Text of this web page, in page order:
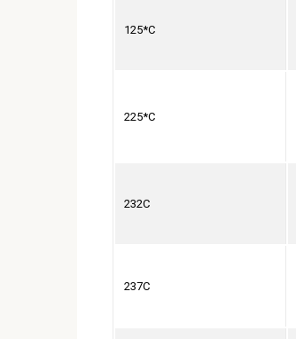
125*С
225*С
232С
237С